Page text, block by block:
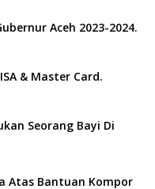
Aceh 2023-2024.
& Master Card.
Seorang Bayi Di
Atas Bantuan Kompor